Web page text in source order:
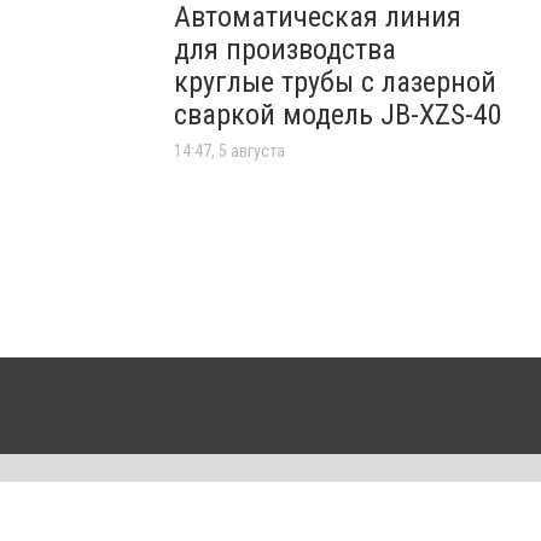
Автоматическая линия
для производства
круглые трубы с лазерной
сваркой модель JB-XZS-40
14:47, 5 августа